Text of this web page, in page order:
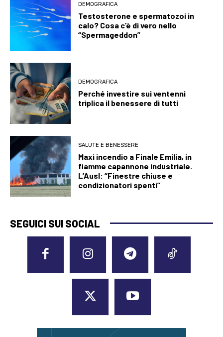
DEMOGRAFICA
Testosterone e spermatozoi in
calo? Cosa c’è di vero nello
“Spermageddon”
DEMOGRAFICA
Perché investire sui ventenni
triplica il benessere di tutti
SALUTE E BENESSERE
Maxi incendio a Finale Emilia, in
fiamme capannone industriale.
L’Ausl: “Finestre chiuse e
condizionatori spenti”
SEGUICI SUI SOCIAL